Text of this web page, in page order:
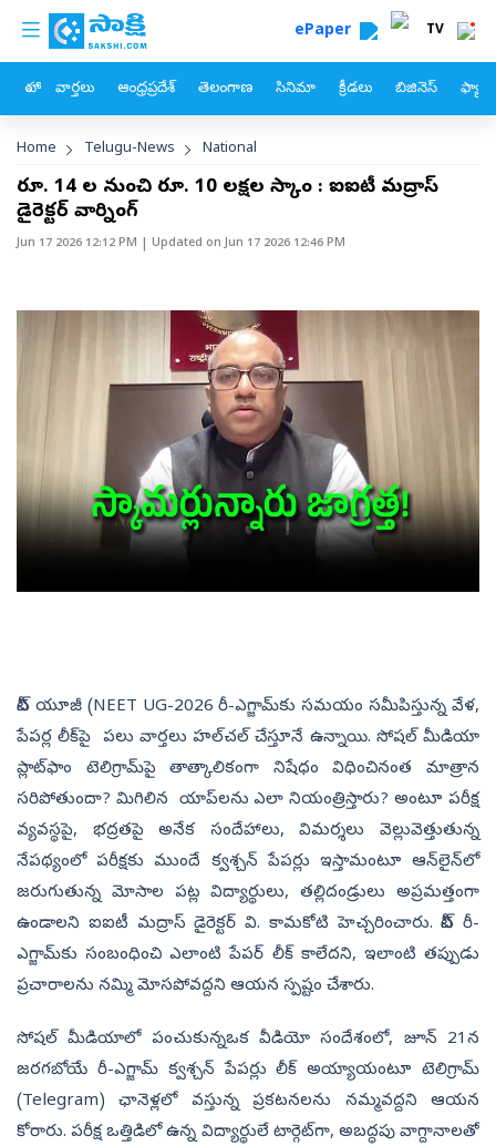
Skip to main content
custom menu ePaper TV
హోం వార్తలు ఆంధ్రప్రదేశ్ తెలంగాణ సినిమా క్రీడలు బిజినెస్
Breadcrumb
Home Telugu-News National
రూ. 14 వేల నుంచి రూ. 10 లక్షల స్కాం : ఐఐటీ మద్రాస్
డైరెక్టర్‌ వార్నింగ్‌
Jun 17 2026 12:12 PM | Updated onJun 17 2026 12:46 PM
నీట్ యూజీ (NEET UG-2026 రీ-ఎగ్జామ్‌కు సమయం సమీపిస్తున్న వేళ,
పేపర్ల లీక్‌పై పలు వార్తలు హల్‌చల్‌ చేస్తూనే ఉన్నాయి. సోషల్‌ మీడియా
ప్లాట్‌ఫాం టెలిగ్రామ్‌పై తాత్కాలికంగా నిషేధం విధించినంత మాత్రాన
సరిపోతుందా? మిగిలిన యాప్‌లను ఎలా నియంత్రిస్తారు? అంటూ పరీక్ష
వ్యవస్థపై, భద్రతపై అనేక సందేహాలు, విమర్శలు వెల్లువెత్తుతున్న
నేపథ్యంలో పరీక్షకు ముందే క్వశ్చన్ పేపర్లు ఇస్తామంటూ ఆన్‌లైన్‌లో
జరుగుతున్న మోసాల పట్ల విద్యార్థులు, తల్లిదండ్రులు అప్రమత్తంగా
ఉండాలని ఐఐటీ మద్రాస్ డైరెక్టర్ వి. కామకోటి హెచ్చరించారు. నీట్ రీ-
ఎగ్జామ్‌కు సంబంధించి ఎలాంటి పేపర్ లీక్ కాలేదని, ఇలాంటి తప్పుడు
ప్రచారాలను నమ్మి మోసపోవద్దని ఆయన స్పష్టం చేశారు.
సోషల్ మీడియాలో పంచుకున్నఒక వీడియో సందేశంలో, జూన్ 21న
జరగబోయే రీ-ఎగ్జామ్ క్వశ్చన్ పేపర్లు లీక్ అయ్యాయంటూ టెలిగ్రామ్
(Telegram) ఛానెళ్లలో వస్తున్న ప్రకటనలను నమ్మవద్దని ఆయన
కోరారు. పరీక్ష ఒత్తిడిలో ఉన్న విద్యార్థులే టార్గెట్‌గా, అబద్ధపు వాగ్దానాలతో